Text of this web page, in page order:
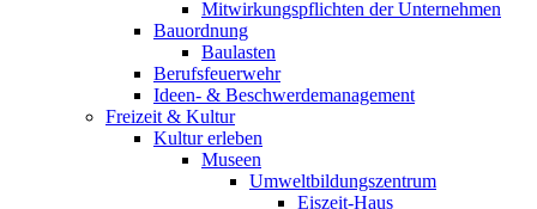
Mitwirkungspflichten der Unternehmen
Bauordnung
Baulasten
Berufsfeuerwehr
Ideen- & Beschwerdemanagement
Freizeit & Kultur
Kultur erleben
Museen
Umweltbildungszentrum
Eiszeit-Haus